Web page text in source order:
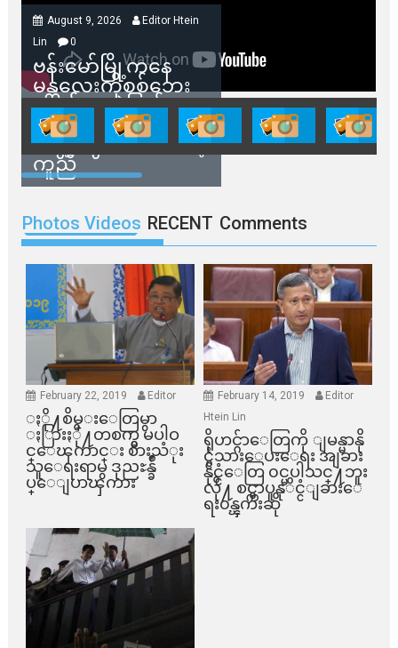
August 9, 2026
Editor Htein
Lin
0
ဗန်းမော်မြို့ကနေ
မန္တလေးကိုစစ်ဘေး
ရှောင်နေတဲ့ပြည်သူ
တွေအတွက် ရှမ်းနီ
အဖွဲ့တွေက ထောက်ပံ့
ကူညီ
Photos Videos RECENT Comments
February 22, 2019 Editor
ႏို႔စိမ္းေတြမွာ
ႏြားႏို႔တစက္မွ မပါဝ
င္ေၾကာင္း စားသံုး
သူေရးရာမွ ဒုညႊန္ခ်ဳ
ပ္ေျပာၾကား
February 14, 2019
Editor
Htein Lin
ရိုဟင္ဂ်ာေတြကို ျမန္မာနို
င္ငံသားေပးေရး အျခား
နိုင္ငံေတြ ၀င္မပါသင္႔ဘူး
လို႔ စင္ကာပူနုိင္ငံျခားေ
ရး၀န္ၾကီးဆို